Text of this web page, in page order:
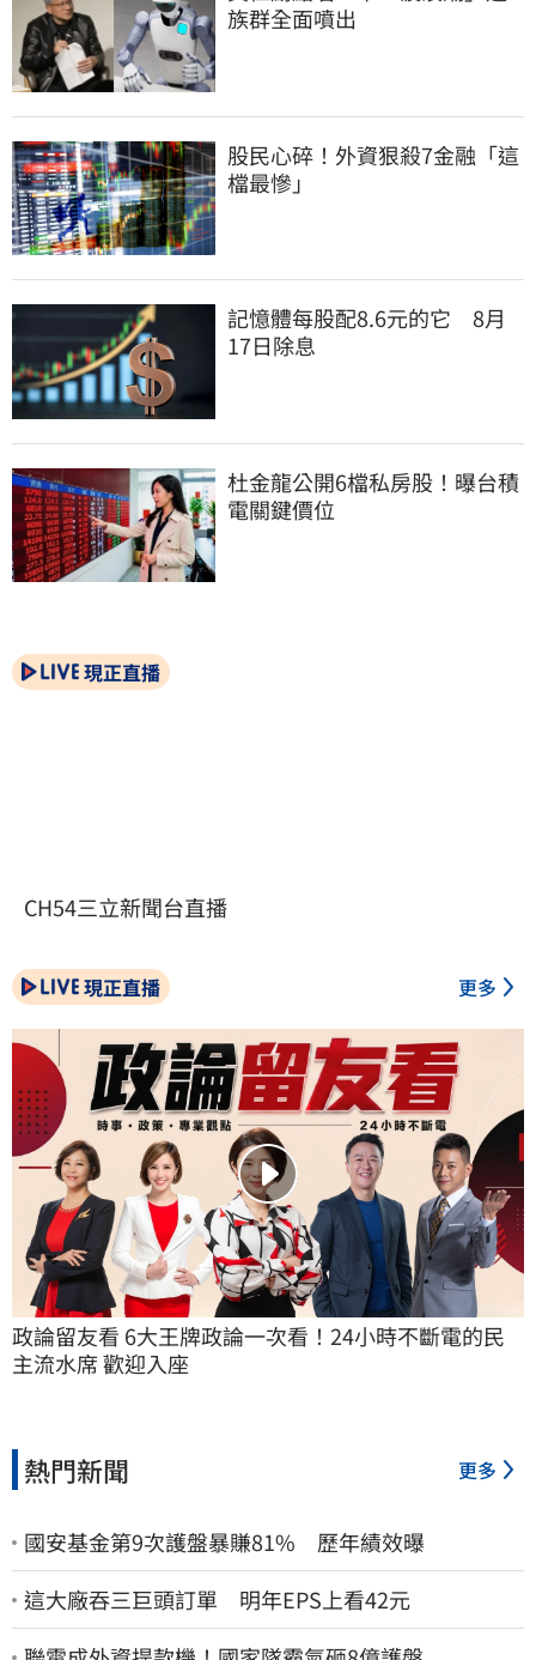
族群全面噴出
股民心碎！外資狠殺7金融「這
檔最慘」
記憶體每股配8.6元的它　8月
17日除息
杜金龍公開6檔私房股！曝台積
電關鍵價位
現正直播
CH54三立新聞台直播
現正直播 更多
政論留友看 6大王牌政論一次看！24小時不斷電的民
主流水席 歡迎入座
熱門新聞 更多
國安基金第9次護盤暴賺81% 歷年績效曝
這大廠吞三巨頭訂單 明年EPS上看42元